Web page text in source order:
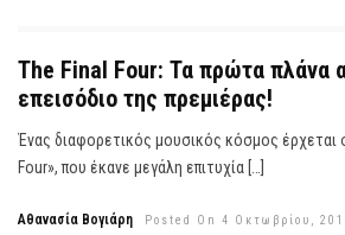
The Final Four: Τα πρώτα πλάνα
επεισόδιο της πρεμιέρας!
Ένας διαφορετικός μουσικός κόσμος έρχεται
Four», που έκανε μεγάλη επιτυχία […]
Αθανασία Βογιάρη Posted On 4 Οκτωβρίου,